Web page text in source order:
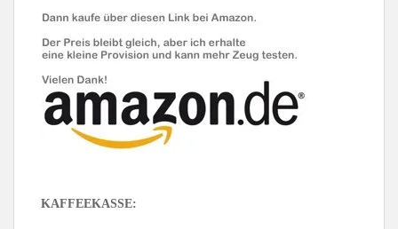
KAFFEEKASSE: